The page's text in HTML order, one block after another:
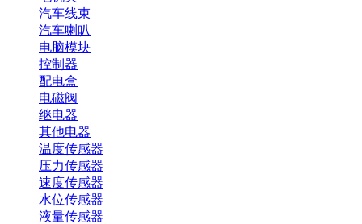
汽车线束
汽车喇叭
电脑模块
控制器
配电盒
电磁阀
继电器
其他电器
温度传感器
压力传感器
速度传感器
水位传感器
液量传感器